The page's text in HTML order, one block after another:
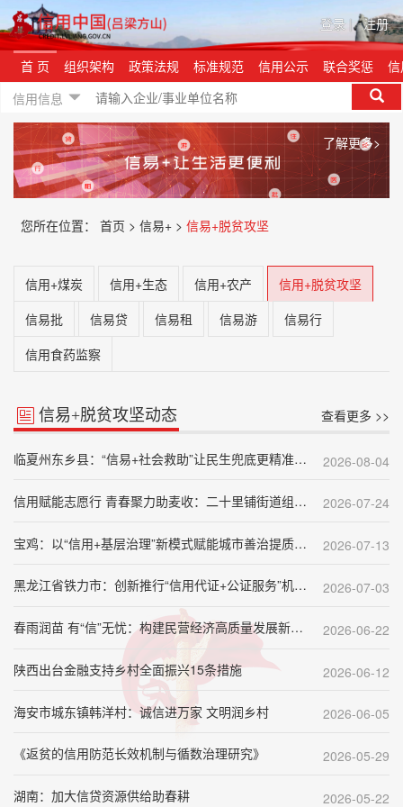
登录 | 注册
首 页 组织架构 政策法规 标准规范 信用公示 联合奖惩
信用信息
了解更多>
您所在位置： 首页 > 信易+ > 信易+脱贫攻坚
信用+煤炭 信用+生态 信用+农产
信用+脱贫攻坚
信易批
信易贷 信易租 信易游
信易行
信用食药监察
信易+脱贫攻坚动态 查看更多 >>
临夏州东乡县：“信易+社会救助”让民生兜底更精准更公平 2026-08-04
信用赋能志愿行 青春聚力助麦收：二十里铺街道组织青少年开展“信用+助力麦收”志愿服务 2026-07-24
宝鸡：以“信用+基层治理”新模式赋能城市善治提质增效 2026-07-13
黑龙江省铁力市：创新推行“信用代证+公证服务”机制 打造信用惠民利企新样板 2026-07-03
春雨润苗 有“信”无忧：构建民营经济高质量发展新生态 2026-06-22
陕西出台金融支持乡村全面振兴15条措施 2026-06-12
海安市城东镇韩洋村：诚信进万家 文明润乡村 2026-06-05
《返贫的信用防范长效机制与循数治理研究》 2026-05-29
湖南：加大信贷资源供给助春耕 2026-05-22